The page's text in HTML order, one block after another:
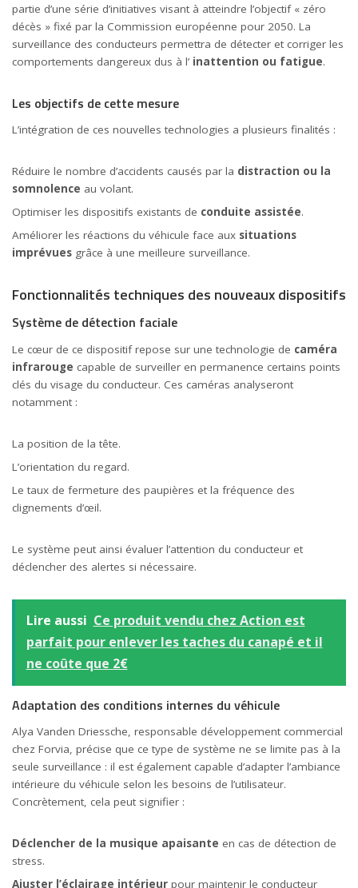
partie d’une série d’initiatives visant à atteindre l’objectif « zéro
décès » fixé par la Commission européenne pour 2050. La
surveillance des conducteurs permettra de détecter et corriger les
comportements dangereux dus à l’ inattention ou fatigue.
Les objectifs de cette mesure
L’intégration de ces nouvelles technologies a plusieurs finalités :
Réduire le nombre d’accidents causés par la distraction ou la
somnolence au volant.
Optimiser les dispositifs existants de conduite assistée.
Améliorer les réactions du véhicule face aux situations
imprévues grâce à une meilleure surveillance.
Fonctionnalités techniques des nouveaux dispositifs
Système de détection faciale
Le cœur de ce dispositif repose sur une technologie de caméra
infrarouge capable de surveiller en permanence certains points
clés du visage du conducteur. Ces caméras analyseront
notamment :
La position de la tête.
L’orientation du regard.
Le taux de fermeture des paupières et la fréquence des
clignements d’œil.
Le système peut ainsi évaluer l’attention du conducteur et
déclencher des alertes si nécessaire.
Lire aussi Ce produit vendu chez Action est
parfait pour enlever les taches du canapé et il
ne coûte que 2€
Adaptation des conditions internes du véhicule
Alya Vanden Driessche, responsable développement commercial
chez Forvia, précise que ce type de système ne se limite pas à la
seule surveillance : il est également capable d’adapter l’ambiance
intérieure du véhicule selon les besoins de l’utilisateur.
Concrètement, cela peut signifier :
Déclencher de la musique apaisante en cas de détection de
stress.
Ajuster l’éclairage intérieur pour maintenir le conducteur